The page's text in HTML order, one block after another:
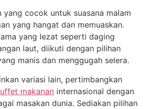
yang cocok untuk suasana malam
yang hangat dan memuaskan.
yang lezat seperti daging
laut, diikuti dengan pilihan
manis dan menggugah selera.
variasi lain, pertimbangkan
makanan internasional dengan
masakan dunia. Sediakan pilihan